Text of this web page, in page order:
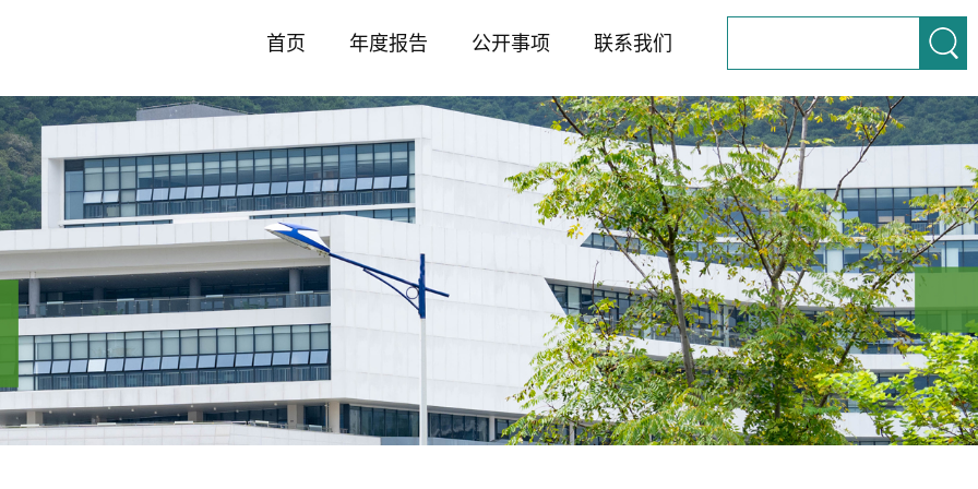
首页 年度报告 公开事项 联系我们